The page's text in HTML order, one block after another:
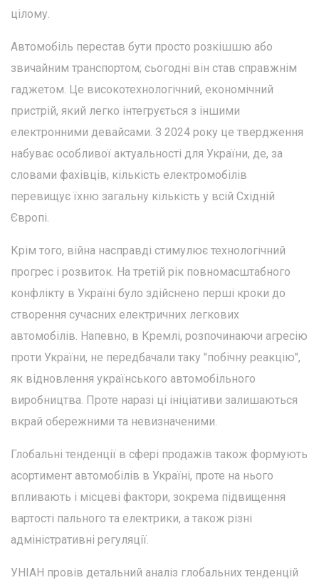
цілому.
Автомобіль перестав бути просто розкішшю або
звичайним транспортом; сьогодні він став справжнім
гаджетом. Це високотехнологічний, економічний
пристрій, який легко інтегрується з іншими
електронними девайсами. З 2024 року це твердження
набуває особливої актуальності для України, де, за
словами фахівців, кількість електромобілів
перевищує їхню загальну кількість у всій Східній
Європі.
Крім того, війна насправді стимулює технологічний
прогрес і розвиток. На третій рік повномасштабного
конфлікту в Україні було здійснено перші кроки до
створення сучасних електричних легкових
автомобілів. Напевно, в Кремлі, розпочинаючи агресію
проти України, не передбачали таку "побічну реакцію",
як відновлення українського автомобільного
виробництва. Проте наразі ці ініціативи залишаються
вкрай обережними та невизначеними.
Глобальні тенденції в сфері продажів також формують
асортимент автомобілів в Україні, проте на нього
впливають і місцеві фактори, зокрема підвищення
вартості пального та електрики, а також різні
адміністративні регуляції.
УНІАН провів детальний аналіз глобальних тенденцій